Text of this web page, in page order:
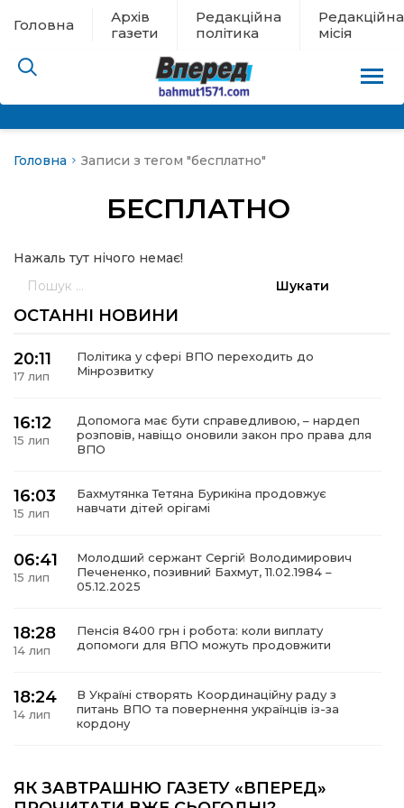
Головна
Архів
газети
Редакційна
політика
Редакційна
місія
новини
політика
місія
Головна Записи з тегом "бесплатно"
БЕСПЛАТНО
Нажаль тут нічого немає!
ОСТАННІ НОВИНИ
20:11
17 лип
Політика у сфері ВПО переходить до
Мінрозвитку
16:12
15 лип
Допомога має бути справедливою, – нардеп
розповів, навіщо оновили закон про права для
ВПО
16:03
15 лип
Бахмутянка Тетяна Бурикіна продовжує
навчати дітей орігамі
06:41
15 лип
Молодший сержант Сергій Володимирович
Печененко, позивний Бахмут, 11.02.1984 –
05.12.2025
18:28
14 лип
Пенсія 8400 грн і робота: коли виплату
допомоги для ВПО можуть продовжити
18:24
14 лип
В Україні створять Координаційну раду з
питань ВПО та повернення українців із-за
кордону
14 лип
єднають громади
ЯК ЗАВТРАШНЮ ГАЗЕТУ «ВПЕРЕД»